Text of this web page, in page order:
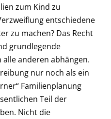
zum Kind zu
entschiedene
zu machen? Das Recht
grundlegende
anderen abhängen.
nur noch als ein
Familienplanung
Teil der
Nicht die